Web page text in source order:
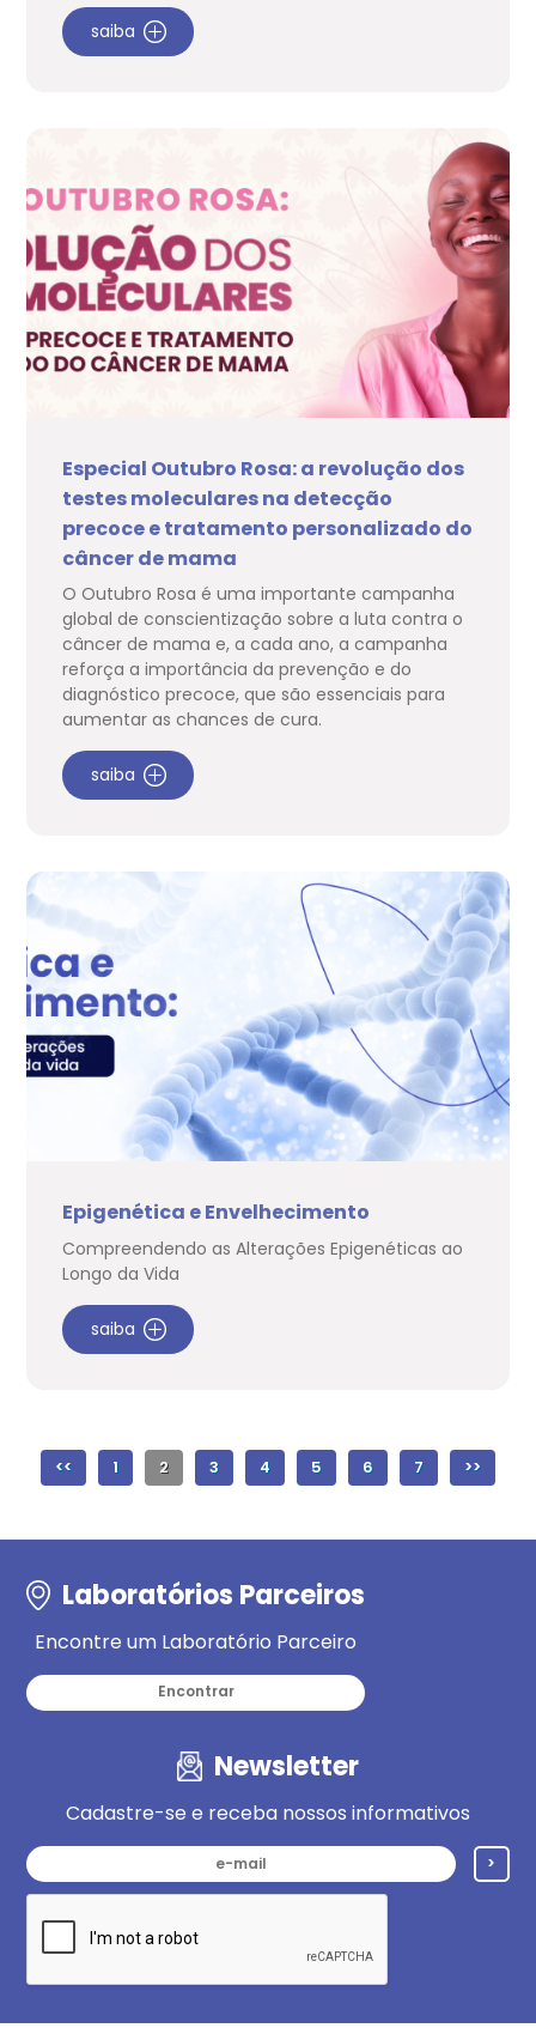
saiba
Especial Outubro Rosa: a revolução dos
testes moleculares na detecção
precoce e tratamento personalizado do
câncer de mama
O Outubro Rosa é uma importante campanha
global de conscientização sobre a luta contra o
câncer de mama e, a cada ano, a campanha
reforça a importância da prevenção e do
diagnóstico precoce, que são essenciais para
aumentar as chances de cura.
saiba
Epigenética e Envelhecimento
Compreendendo as Alterações Epigenéticas ao
Longo da Vida
saiba
<< 1 2 3 4 5 6 7 >>
Laboratórios Parceiros
Encontre um Laboratório Parceiro
Encontrar
Newsletter
Cadastre-se e receba nossos informativos
>